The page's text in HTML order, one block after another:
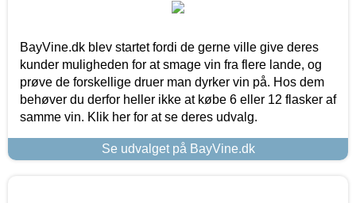
BayVine.dk blev startet fordi de gerne ville give deres
kunder muligheden for at smage vin fra flere lande, og
prøve de forskellige druer man dyrker vin på. Hos dem
behøver du derfor heller ikke at købe 6 eller 12 flasker af
samme vin. Klik her for at se deres udvalg.
Se udvalget på BayVine.dk